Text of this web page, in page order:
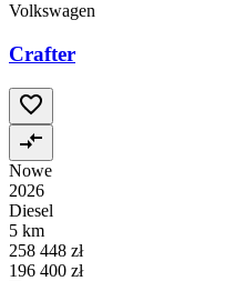
Volkswagen
Crafter
Nowe
2026
Diesel
5 km
258 448 zł
196 400 zł